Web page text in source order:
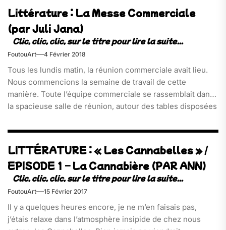
rattrapé votre proie. Ils gâchent le mortier[…]
Littérature : La Messe Commerciale
(par Juli Jana)
FoutouArt 4 Février 2018
Tous les lundis matin, la réunion commerciale avait lieu.
Nous commencions la semaine de travail de cette
manière. Toute l’équipe commerciale se rassemblait dans
la spacieuse salle de réunion, autour des tables disposées
branchait son PC portable. Un powerpoint, contenan[…]
LITTÉRATURE : « Les Cannabelles » /
EPISODE 1 – La Cannabière (PAR ANN)
FoutouArt 15 Février 2017
Il y a quelques heures encore, je ne m’en faisais pas,
j’étais relaxe dans l’atmosphère insipide de chez nous